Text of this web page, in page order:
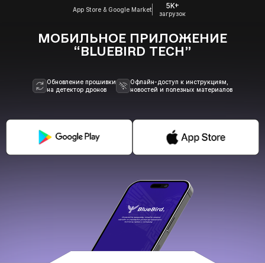
App Store & Google Market 5K+
загрузок
МОБИЛЬНОЕ ПРИЛОЖЕНИЕ
“BLUEBIRD TECH”
Обновление прошивки
на детектор дронов
Офлайн-доступ к инструкциям,
новостей и полезных материалов
ВАШЕ ЗАМОВЛЕННЯ:
FPV Дрон Жах 7”